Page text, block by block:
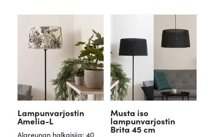
Lampunvarjostin
Amelia-L
Alareunan halkaisija: 40
Musta iso
lampunvarjostin
Brita 45 cm